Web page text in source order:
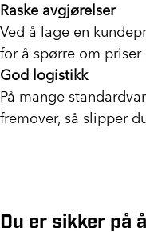
Raske avgjørelser
Ved å lage en
for å spørre om
God logistikk
På mange
fremover, så slipper
Du er sikker på